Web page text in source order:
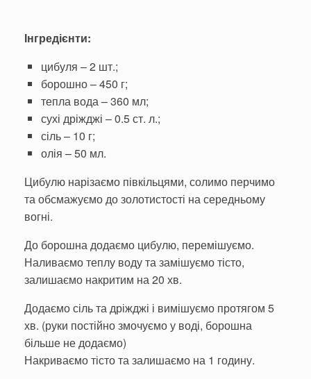
Інгредієнти:
цибуля – 2 шт.;
борошно – 450 г;
тепла вода – 360 мл;
сухі дріжджі – 0.5 ст. л.;
сіль – 10 г;
олія – 50 мл.
Цибулю нарізаємо півкільцями, солимо перчимо
та обсмажуємо до золотистості на середньому
вогні.
До борошна додаємо цибулю, перемішуємо.
Наливаємо теплу воду та замішуємо тісто,
залишаємо накритим на 20 хв.
Додаємо сіль та дріжджі і вимішуємо протягом 5
хв. (руки постійно змочуємо у воді, борошна
більше не додаємо)
Накриваємо тісто та залишаємо на 1 годину.